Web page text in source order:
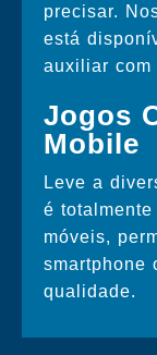
precisar.
está
auxiliar com
Jogos
Mobile
Leve a
é
móveis,
smartphone
qualidade.